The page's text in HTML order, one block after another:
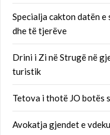
Specialja cakton datën
dhe të tjerëve
Drini i Zi në Strugë në
turistik
Tetova i thotë JO botës
Avokatja gjendet e